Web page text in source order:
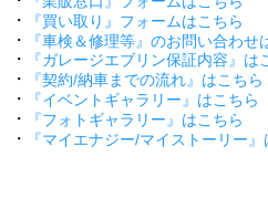
・
『買い取り』フォームはこちら
・
『車検＆修理等』のお問い合わせ
・
『ガレージエブリン保証内容』は
・
『契約/納車までの流れ』はこちら
・
『イベントギャラリー』はこちら
・
『フォトギャラリー』はこちら
・
『マイエナジー/マイストーリー』